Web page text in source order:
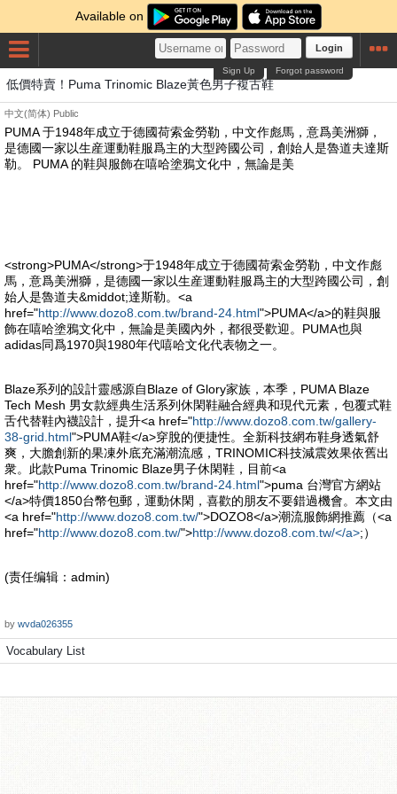
Available on
Login
Forgot password
Sign Up
低價特賣！Puma Trinomic Blaze黃色男子複古鞋
中文(简体) Public
PUMA 于1948年成立于德國荷索金勞勒，中文作彪馬，意爲美洲獅，
是德國一家以生産運動鞋服爲主的大型跨國公司，創始人是魯道夫達斯
勒。 PUMA 的鞋與服飾在嘻哈塗鴉文化中，無論是美
<strong>PUMA</strong>于1948年成立于德國荷索金勞勒，中文作彪
馬，意爲美洲獅，是德國一家以生産運動鞋服爲主的大型跨國公司，創
始人是魯道夫&middot;達斯勒。<a
href="http://www.dozo8.com.tw/brand-24.html">PUMA</a>的鞋與服
飾在嘻哈塗鴉文化中，無論是美國內外，都很受歡迎。PUMA也與
adidas同爲1970與1980年代嘻哈文化代表物之一。
Blaze系列的設計靈感源自Blaze of Glory家族，本季，PUMA Blaze
Tech Mesh 男女款經典生活系列休閑鞋融合經典和現代元素，包覆式鞋
舌代替鞋內襪設計，提升<a href="http://www.dozo8.com.tw/gallery-
38-grid.html">PUMA鞋</a>穿脫的便捷性。全新科技網布鞋身透氣舒
爽，大膽創新的果凍外底充滿潮流感，TRINOMIC科技減震效果依舊出
衆。此款Puma Trinomic Blaze男子休閑鞋，目前<a
href="http://www.dozo8.com.tw/brand-24.html">puma 台灣官方網站
</a>特價1850台幣包郵，運動休閑，喜歡的朋友不要錯過機會。本文由
<a href="http://www.dozo8.com.tw/">DOZO8</a>潮流服飾網推薦（<a
href="http://www.dozo8.com.tw/">http://www.dozo8.com.tw/</a>;）
(责任编辑：admin)
by wvda026355
Vocabulary List